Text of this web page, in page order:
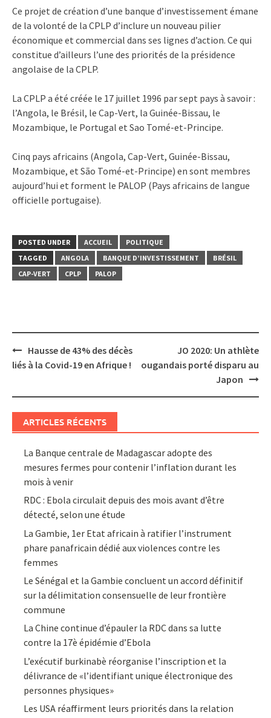
Ce projet de création d’une banque d’investissement émane
de la volonté de la CPLP d’inclure un nouveau pilier
économique et commercial dans ses lignes d’action. Ce qui
constitue d’ailleurs l’une des priorités de la présidence
angolaise de la CPLP.
La CPLP a été créée le 17 juillet 1996 par sept pays à savoir :
l’Angola, le Brésil, le Cap-Vert, la Guinée-Bissau, le
Mozambique, le Portugal et Sao Tomé-et-Principe.
Cinq pays africains (Angola, Cap-Vert, Guinée-Bissau,
Mozambique, et São Tomé-et-Principe) en sont membres
aujourd’hui et forment le PALOP (Pays africains de langue
officielle portugaise).
POSTED UNDER ACCUEIL
POLITIQUE
TAGGED
ANGOLA BANQUE D’INVESTISSEMENT
BRÉSIL
CAP-VERT
CPLP PALOP
Post
navigation
Hausse de 43% des décès
liés à la Covid-19 en Afrique !
JO 2020: Un athlète
ougandais porté disparu au
Japon
ARTICLES RÉCENTS
La Banque centrale de Madagascar adopte des
mesures fermes pour contenir l’inflation durant les
mois à venir
RDC : Ebola circulait depuis des mois avant d’être
détecté, selon une étude
La Gambie, 1er Etat africain à ratifier l’instrument
phare panafricain dédié aux violences contre les
femmes
Le Sénégal et la Gambie concluent un accord définitif
sur la délimitation consensuelle de leur frontière
commune
La Chine continue d’épauler la RDC dans sa lutte
contre la 17è épidémie d’Ebola
L’exécutif burkinabè réorganise l’inscription et la
délivrance de «l’identifiant unique électronique des
personnes physiques»
Les USA réaffirment leurs priorités dans la relation